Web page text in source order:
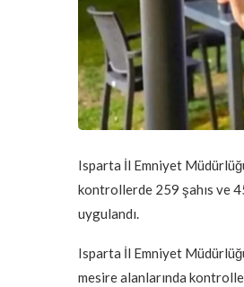
Isparta İl Emniyet
kontrollerde 259 şahıs ve
uygulandı.
Isparta İl Emniyet
mesire alanlarında